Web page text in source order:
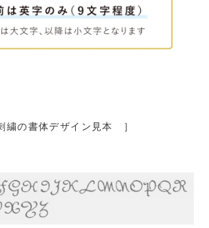
繍の書体デザイン見本 ］